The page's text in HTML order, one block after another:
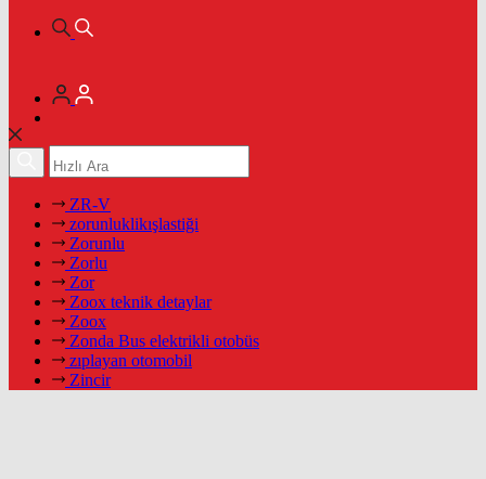
ZR-V
zorunluklikışlastiği
Zorunlu
Zorlu
Zor
Zoox teknik detaylar
Zoox
Zonda Bus elektrikli otobüs
zıplayan otomobil
Zincir